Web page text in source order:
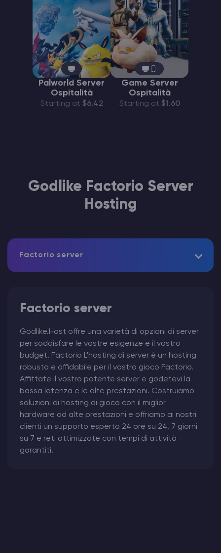
Palworld Server
Ospitalità
Starting at $6.42
Game Server
Ospitalità
Starting at $1.60
Godlike Factorio Server
Hosting
Factorio server
Factorio server
Godlike.Host offre una varietà di opzioni di server
per soddisfare le vostre esigenze e il vostro
budget. Factorio L'hosting di server è un hosting
robusto e affidabile per il vostro gioco Factorio.
Affittate il vostro potente server e godetevi la
bassa latenza e le alte prestazioni. Costruiamo
soluzioni di hosting di gioco con il miglior
hardware ad alte prestazioni e offriamo ai nostri
clienti un supporto esperto 24 ore su 24, 7 giorni
su 7 e reti ottimizzate con tempi di attività
garantiti.